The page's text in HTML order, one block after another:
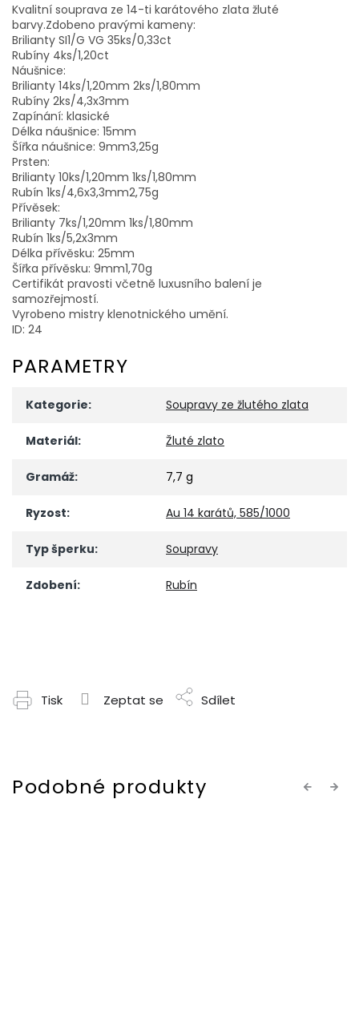
Kvalitní souprava ze 14-ti karátového zlata žluté
barvy.Zdobeno pravými kameny:
Brilianty SI1/G VG 35ks/0,33ct
Rubíny 4ks/1,20ct
Náušnice:
Brilianty 14ks/1,20mm 2ks/1,80mm
Rubíny 2ks/4,3x3mm
Zapínání: klasické
Délka náušnice: 15mm
Šířka náušnice: 9mm3,25g
Prsten:
Brilianty 10ks/1,20mm 1ks/1,80mm
Rubín 1ks/4,6x3,3mm2,75g
Přívěsek:
Brilianty 7ks/1,20mm 1ks/1,80mm
Rubín 1ks/5,2x3mm
Délka přívěsku: 25mm
Šířka přívěsku: 9mm1,70g
Certifikát pravosti včetně luxusního balení je
samozřejmostí.
Vyrobeno mistry klenotnického umění.
ID: 24
PARAMETRY
Kategorie: Soupravy ze žlutého zlata
Materiál: Žluté zlato
Gramáž: 7,7 g
Ryzost: Au 14 karátů, 585/1000
Typ šperku: Soupravy
Zdobení: Rubín
Tisk Zeptat se Sdílet
Previous
Next